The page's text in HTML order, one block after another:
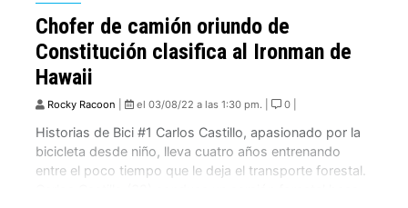
Chofer de camión oriundo de
Constitución clasifica al Ironman de
Hawaii
Rocky Racoon el 03/08/22 a las 1:30 pm. | 0 |
Historias de Bici #1 Carlos Castillo, apasionado por la
bicicleta desde niño, lleva cuatro años entrenando
entre el poco tiempo que le deja el transporte forestal.